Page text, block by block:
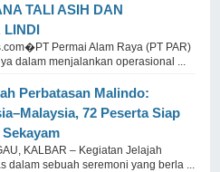
TALI ASIH DAN
LINDI
Permai Alam Raya (PT PAR)
dalam menjalankan operasional ...
Perbatasan Malindo:
72 Peserta Siap
KALBAR – Kegiatan Jelajah
dalam sebuah seremoni yang berla ...